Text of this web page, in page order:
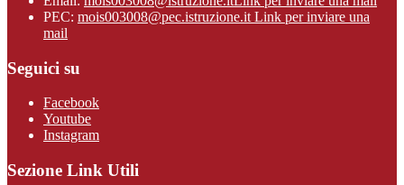
PEC: mois003008@pec.istruzione.it Link per inviare una
mail
Seguici su
Facebook
Youtube
Instagram
Sezione Link Utili